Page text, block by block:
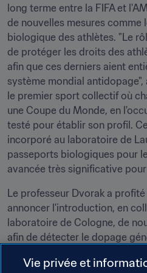
long terme entre la FIFA et
de nouvelles mesures comme
biologique des athlètes. "Le
de protéger les droits des
afin que ces derniers aient
système mondial
le premier sport collectif où
une Coupe du Monde, en
testé pour établir son profil.
incorporé au laboratoire de
passeports biologiques pour
avancée très significative pour
Le professeur Dvorak a
annoncer l'introduction, en
laboratoire de Cologne, de
afin de détecter le dopage
avons la possibilité
Vie privée et